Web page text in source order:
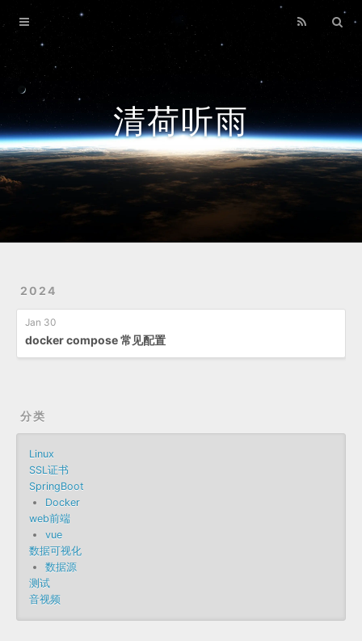
清荷听雨
2024
Jan 30
docker compose 常见配置
分类
Linux
SSL证书
SpringBoot
Docker
web前端
vue
数据可视化
数据源
测试
音视频
Home